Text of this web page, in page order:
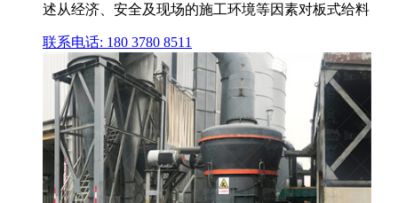
述从经济、安全及现场的施工环境等因素对板式给料
联系电话: 180 3780 8511